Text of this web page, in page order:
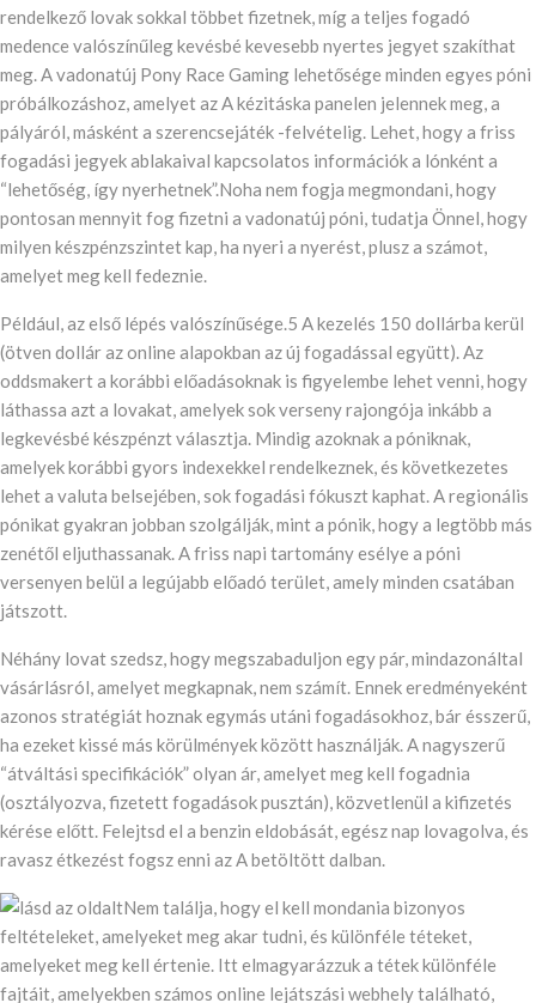
rendelkező lovak sokkal többet fizetnek, míg a teljes fogadó
medence valószínűleg kevésbé kevesebb nyertes jegyet szakíthat
meg. A vadonatúj Pony Race Gaming lehetősége minden egyes póni
próbálkozáshoz, amelyet az A kézitáska panelen jelennek meg, a
pályáról, másként a szerencsejáték -felvételig. Lehet, hogy a friss
fogadási jegyek ablakaival kapcsolatos információk a lónként a
“lehetőség, így nyerhetnek”.Noha nem fogja megmondani, hogy
pontosan mennyit fog fizetni a vadonatúj póni, tudatja Önnel, hogy
milyen készpénzszintet kap, ha nyeri a nyerést, plusz a számot,
amelyet meg kell fedeznie.
Például, az első lépés valószínűsége.5 A kezelés 150 dollárba kerül
(ötven dollár az online alapokban az új fogadással együtt). Az
oddsmakert a korábbi előadásoknak is figyelembe lehet venni, hogy
láthassa azt a lovakat, amelyek sok verseny rajongója inkább a
legkevésbé készpénzt választja. Mindig azoknak a póniknak,
amelyek korábbi gyors indexekkel rendelkeznek, és következetes
lehet a valuta belsejében, sok fogadási fókuszt kaphat. A regionális
pónikat gyakran jobban szolgálják, mint a pónik, hogy a legtöbb más
zenétől eljuthassanak. A friss napi tartomány esélye a póni
versenyen belül a legújabb előadó terület, amely minden csatában
játszott.
Néhány lovat szedsz, hogy megszabaduljon egy pár, mindazonáltal
vásárlásról, amelyet megkapnak, nem számít. Ennek eredményeként
azonos stratégiát hoznak egymás utáni fogadásokhoz, bár ésszerű,
ha ezeket kissé más körülmények között használják. A nagyszerű
“átváltási specifikációk” olyan ár, amelyet meg kell fogadnia
(osztályozva, fizetett fogadások pusztán), közvetlenül a kifizetés
kérése előtt. Felejtsd el a benzin eldobását, egész nap lovagolva, és
ravasz étkezést fogsz enni az A betöltött dalban.
Nem találja, hogy el kell mondania bizonyos
feltételeket, amelyeket meg akar tudni, és különféle téteket,
amelyeket meg kell értenie. Itt elmagyarázzuk a tétek különféle
fajtáit, amelyekben számos online lejátszási webhely található,